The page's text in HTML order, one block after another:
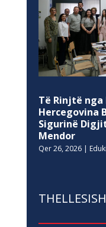
Të Rinjtë nga
Hercegovina
Sigurinë
Mendor
Qer 26, 2026|